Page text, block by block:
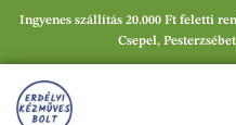
Ingyenes szállítás 20.000 Ft feletti
Csepel,